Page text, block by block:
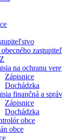
na ochranu
Zápisnice
Dochádzka
finančná a
Zápisnice
Dochádzka
obce
obce